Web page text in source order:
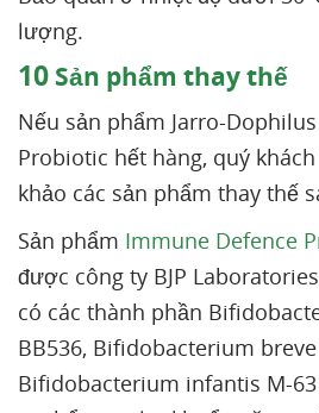
lượng.
10 Sản phẩm thay thế
Nếu sản phẩm Jarro-
Probiotic hết hàng, quý
khảo các sản phẩm thay thế
Sản phẩm Immune Defence
được công ty BJP
có các thành phần
BB536, Bifidobacterium breve
Bifidobacterium infantis M-